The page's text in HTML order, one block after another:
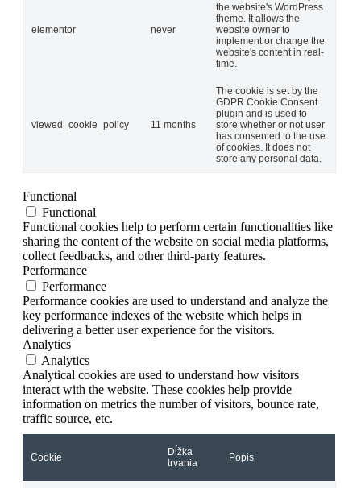
elementor never
the website's WordPress
theme. It allows the
website owner to
implement or change the
website's content in real-
time.
viewed_cookie_policy 11 months
The cookie is set by the
GDPR Cookie Consent
plugin and is used to
store whether or not user
has consented to the use
of cookies. It does not
store any personal data.
Functional
Functional
Functional cookies help to perform certain functionalities like
sharing the content of the website on social media platforms,
collect feedbacks, and other third-party features.
Performance
Performance
Performance cookies are used to understand and analyze the
key performance indexes of the website which helps in
delivering a better user experience for the visitors.
Analytics
Analytics
Analytical cookies are used to understand how visitors
interact with the website. These cookies help provide
information on metrics the number of visitors, bounce rate,
traffic source, etc.
Cookie
Dĺžka
trvania
Popis